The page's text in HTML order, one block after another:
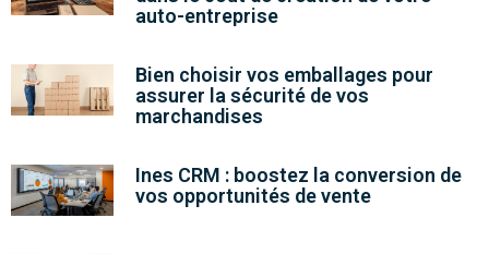
auto-entreprise
Bien choisir vos emballages pour
assurer la sécurité de vos
marchandises
Ines CRM : boostez la conversion de
vos opportunités de vente